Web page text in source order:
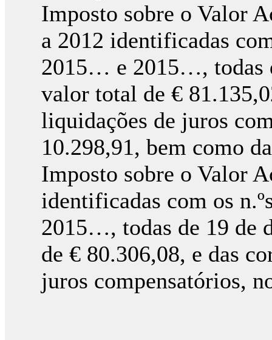
Imposto sobre o Valor
a 2012 identificadas
2015… e 2015…, todas
valor total de €
liquidações de juros
10.298,91, bem como
Imposto sobre o Valor
identificadas com os
2015…, todas de 19 de
de € 80.306,08, e das
juros compensatórios,